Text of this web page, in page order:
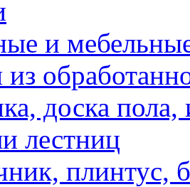
и
доска
лестниц
плинтус,